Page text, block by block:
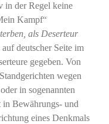
in der Regel keine
Kampf“
als Deserteur
auf deutscher Seite im
gegeben. Von
wegen
in sogenannten
Bewährungs- und
eines Denkmals